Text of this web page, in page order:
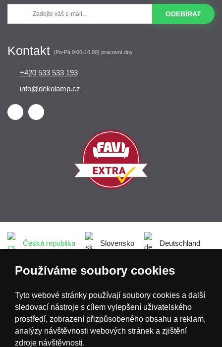
ODEBÍRAT
Kontakt (Po-Pá 9:00-16:00) pracovní dny
+420 533 533 193
info@dekolamp.cz
Česká republika Slovensko Deutschland
Magyarország Österreich België
Nederland
Používáme soubory cookies
Tyto webové stránky používají soubory cookies a další
sledovací nástroje s cílem vylepšení uživatelského
prostředí, zobrazení přizpůsobeného obsahu a reklam,
analýzy návštěvnosti webových stránek a zjištění
zdroje návštěvnosti.